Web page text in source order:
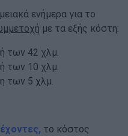
ενήμερα για το
με τα εξής κόστη:
των 42 χλμ.
των 10 χλμ.
των 5 χλμ.
το κόστος